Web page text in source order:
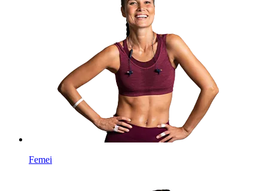
Femei